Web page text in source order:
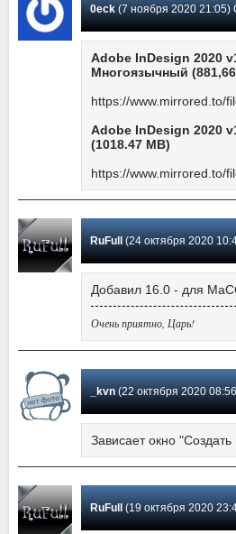
0eck(7 ноября 2020 21:05)
Adobe InDesign 2020
Многоязычный
https://www.mirrored.to/
Adobe InDesign 2020
(1018.47 MB)
https://www.mirrored.to/
RuFull(24 октября 2020 10:49)
Добавил 16.0 - для
Очень приятно, Царь!
_kvn(22 октября 2020 08:56)
Зависает окно
RuFull(19 октября 2020 23:40)